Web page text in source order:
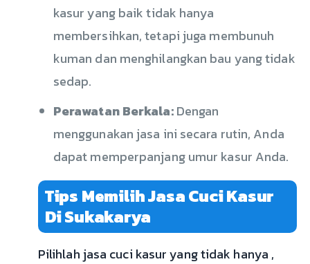
kasur yang baik tidak hanya
membersihkan, tetapi juga membunuh
kuman dan menghilangkan bau yang tidak
sedap.
Perawatan Berkala:Dengan
menggunakan jasa ini secara rutin, Anda
dapat memperpanjang umur kasur Anda.
Tips Memilih Jasa Cuci Kasur
Di Sukakarya
Pilihlah jasa cuci kasur yang tidak hanya ,